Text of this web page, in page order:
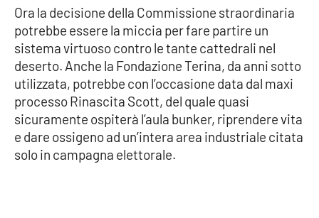
LaC TV
LaC Network
LaC OnAir
EDIZIONI
LOCALI
Ora la decisione della Commissione straordinaria
potrebbe essere la miccia per fare partire un
sistema virtuoso contro le tante cattedrali nel
deserto. Anche la Fondazione Terina, da anni sotto
utilizzata, potrebbe con l’occasione data dal maxi
processo Rinascita Scott, del quale quasi
sicuramente ospiterà l’aula bunker, riprendere vita
e dare ossigeno ad un’intera area industriale citata
solo in campagna elettorale.